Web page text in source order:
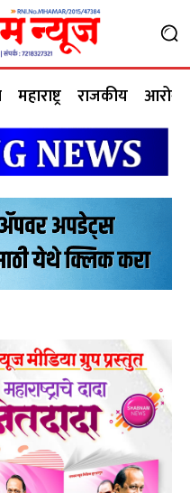
महाराष्ट्र राजकीय आरोग्य